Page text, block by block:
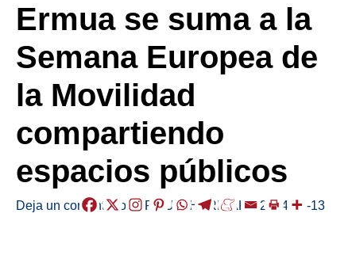
Ermua se suma a la
Semana Europea de
la Movilidad
compartiendo
espacios públicos
Deja un comentario /ERMUA, HERRIAK,/ 2024-09-13